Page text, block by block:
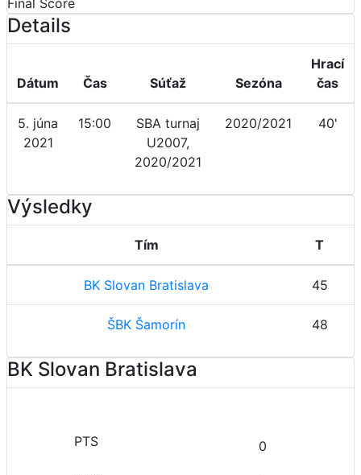
Details
Dátum Čas Súťaž Sezóna
Hrací
čas
5. júna
2021
15:00
SBA turnaj
U2007,
2020/2021
2020/2021 40'
Výsledky
Tím T
BK Slovan Bratislava 45
ŠBK Šamorín 48
BK Slovan Bratislava
0